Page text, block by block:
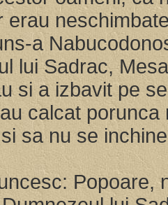
erau
a
lui Sadrac,
si a izbavit pe
calcat
sa nu se
Popoare,